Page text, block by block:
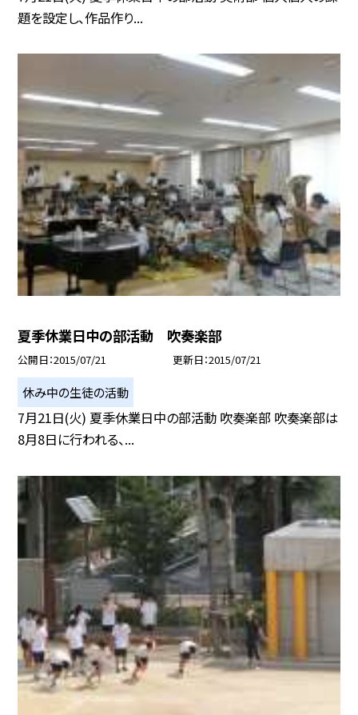
題を設定し、作品作り...
夏季休業日中の部活動 吹奏楽部
公開日 2015/07/21 更新日 2015/07/21
休み中の生徒の活動
7月21日(火) 夏季休業日中の部活動 吹奏楽部 吹奏楽部は
8月8日に行われる、...